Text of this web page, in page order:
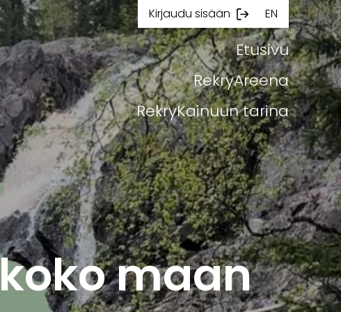
Kirjaudu sisään EN
Etusivu
RekryAreena
RekryKainuun tarina
maan